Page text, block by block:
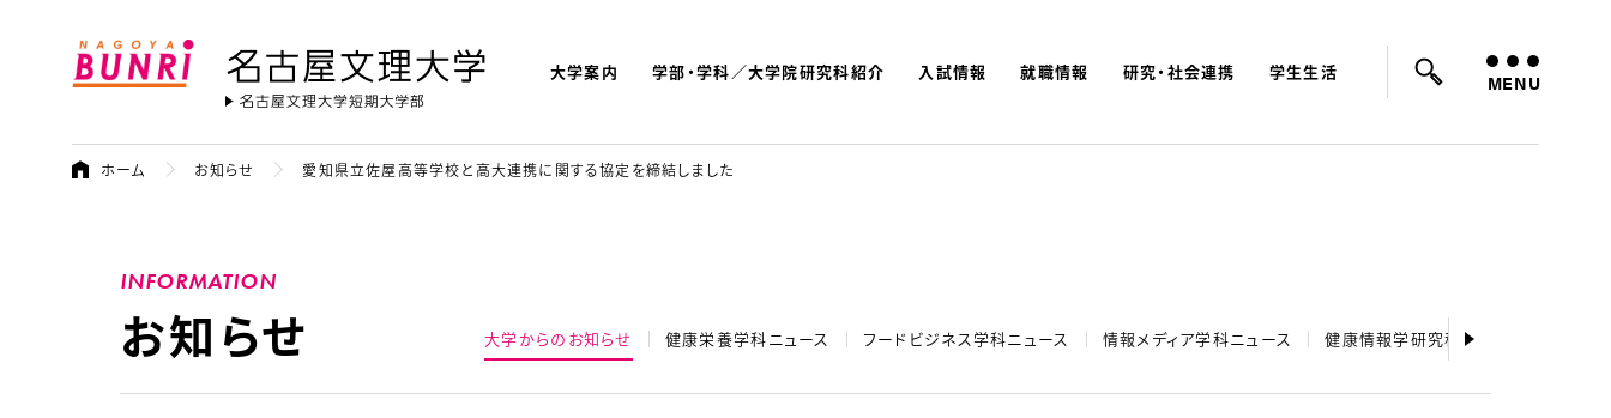
名古屋文理大学
大学案内 学部・学科／大学院研究科紹介 入試情報 就職情報 研究・社会連携 学生生活
よく検索されているキーワード： 入試 学費 オープンキャンパス MENU
ホーム お知らせ 愛知県立佐屋高等学校と高大連携に関する協定を締結しました
INFORMATION
お知らせ 大学からのお知らせ 健康栄養学科ニュース フードビジネス学科ニュース 情報メディア学科ニュース 健康情報学研究科ニュース